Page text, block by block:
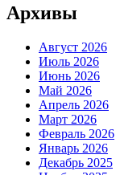
Архивы
Август 2026
Июль 2026
Июнь 2026
Май 2026
Апрель 2026
Март 2026
Февраль 2026
Январь 2026
Декабрь 2025